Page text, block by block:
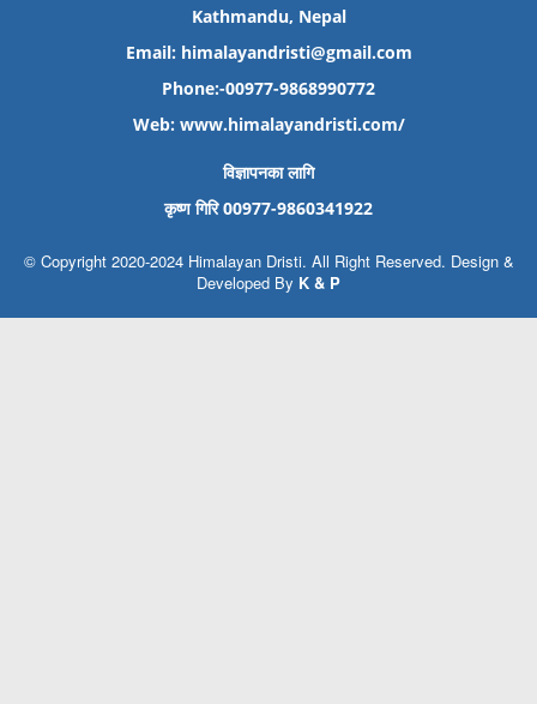
Kathmandu, Nepal
Email: himalayandristi@gmail.com
Phone:-00977-9868990772
Web: www.himalayandristi.com/
विज्ञापनका लागि
कृष्ण गिरि 00977-9860341922
© Copyright 2020-2024 Himalayan Dristi. All Right Reserved. Design &
Developed By K & P